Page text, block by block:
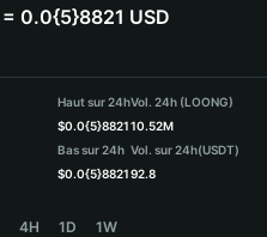
= 0.0{5}8821 USD
Haut sur 24h
$0.0{5}8821
Bas sur 24h
$0.0{5}8821
Vol. 24h (LOONG)
10.52M
Vol. sur 24h(USDT)
92.8
4H 1D 1W